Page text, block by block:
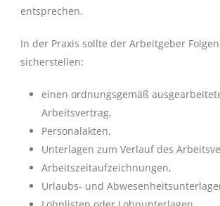
entsprechen.
In der Praxis sollte der Arbeitgeber
sicherstellen:
einen ordnungsgemäß
Arbeitsvertrag,
Personalakten,
Unterlagen zum Verlauf des
Arbeitszeitaufzeichnungen,
Urlaubs- und